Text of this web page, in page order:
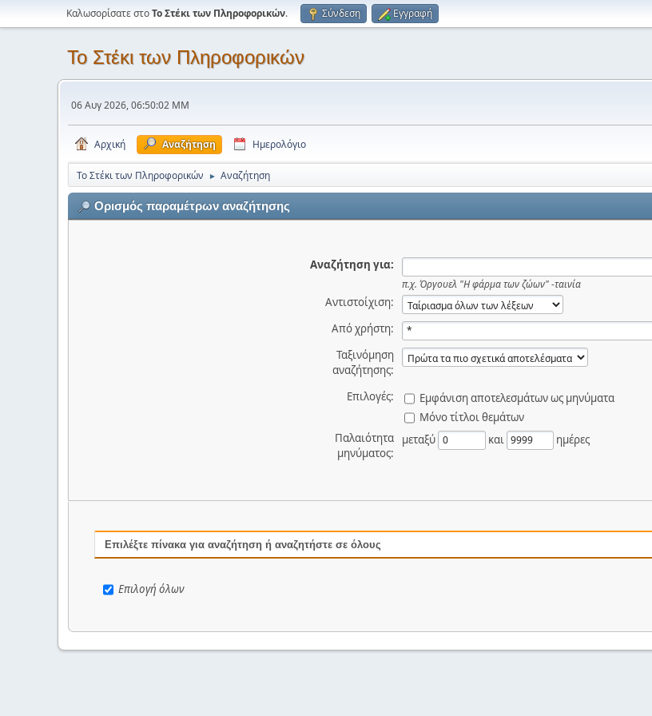
Καλωσορίσατε στοΤο Στέκι των Πληροφορικών. Σύνδεση Εγγραφή
Το Στέκι των Πληροφορικών
06 Αυγ 2026, 06:50:02 ΜΜ
Αρχική Αναζήτηση Ημερολόγιο
Το Στέκι των Πληροφορικών ► Αναζήτηση
Ορισμός παραμέτρων αναζήτησης
Αναζήτηση για:
π.χ. Όργουελ "Η φάρμα των ζώων" -ταινία
Αντιστοίχιση:
Από χρήστη:
Ταξινόμηση
αναζήτησης:
Επιλογές:
Εμφάνιση αποτελεσμάτων ως μηνύματα
Μόνο τίτλοι θεμάτων
Παλαιότητα
μηνύματος:
μεταξύ και ημέρες
Επιλέξτε πίνακα για αναζήτηση ή αναζητήστε σε όλους
Επιλογή όλων